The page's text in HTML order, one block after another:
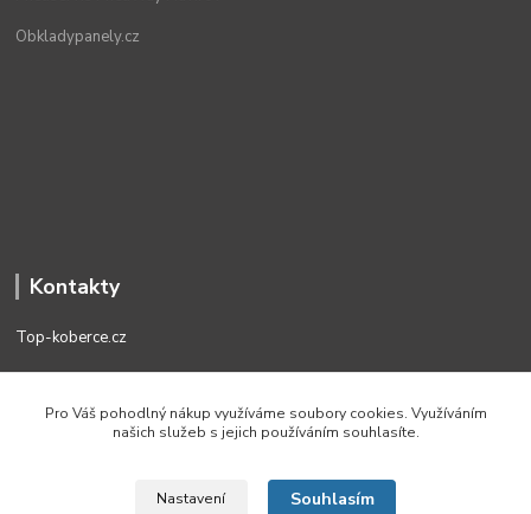
Obkladypanely.cz
Kontakty
Top-koberce.cz
(Po-Pá, 8-18 hod.)
Pro Váš pohodlný nákup využíváme soubory cookies. Využíváním
našich služeb s jejich používáním souhlasíte.
Nastavení Souhlasím